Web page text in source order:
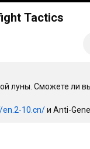
Tactics
луны. Сможете ли
en.2-10.cn/ и Anti-